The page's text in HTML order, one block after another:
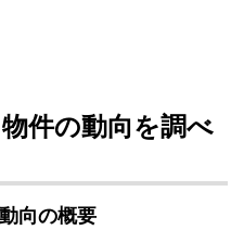
件の動向を調べ
向の概要